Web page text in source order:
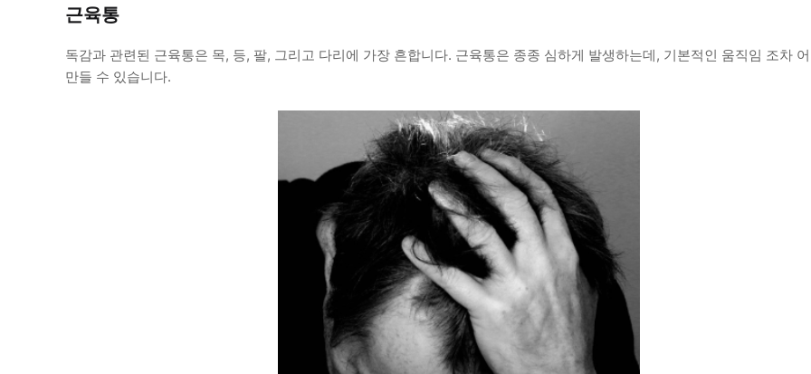
근육통
독감과 관련된 근육통은 목, 등, 팔, 그리고 다리에 가장 흔합니다. 근육통은 종종 심하게 발생하는데, 기본적인 움직임 조차
만들 수 있습니다.